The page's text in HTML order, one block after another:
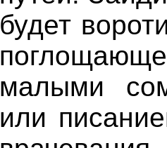
будет
малыми
или